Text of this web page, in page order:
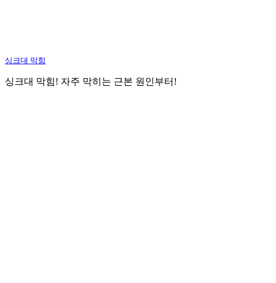
싱크대 막힘
싱크대 막힘! 자주 막히는 근본 원인부터!